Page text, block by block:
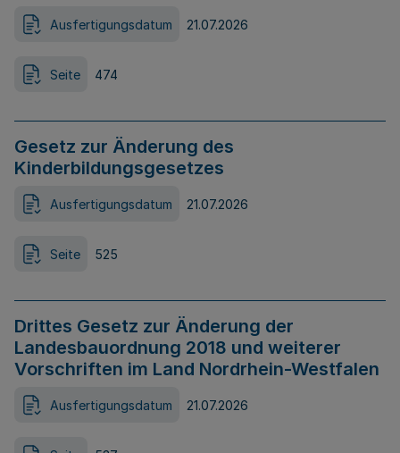
Ausfertigungsdatum 21.07.2026
Seite 474
Gesetz zur Änderung des
Kinderbildungsgesetzes
Ausfertigungsdatum 21.07.2026
Seite 525
Drittes Gesetz zur Änderung der
Landesbauordnung 2018 und weiterer
Vorschriften im Land Nordrhein-Westfalen
Ausfertigungsdatum 21.07.2026